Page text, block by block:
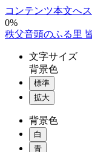
コンテンツ本文へ
0%
秩父音頭のふる里
文字サイズ
背景色
標準
拡大
背景色
白
青